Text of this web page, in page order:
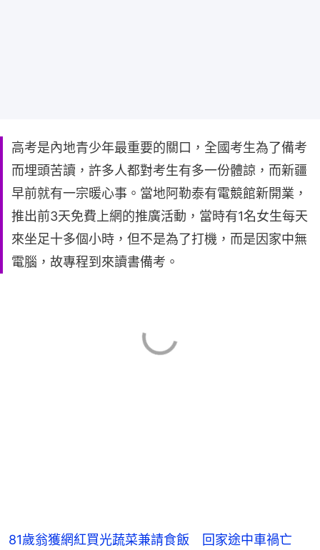
高考是內地青少年最重要的關口，全國考生為了備考
而埋頭苦讀，許多人都對考生有多一份體諒，而新疆
早前就有一宗暖心事。當地阿勒泰有電競館新開業，
推出前3天免費上網的推廣活動，當時有1名女生每天
來坐足十多個小時，但不是為了打機，而是因家中無
電腦，故專程到來讀書備考。
81歲翁獲網紅買光蔬菜兼請食飯 回家途中車禍亡